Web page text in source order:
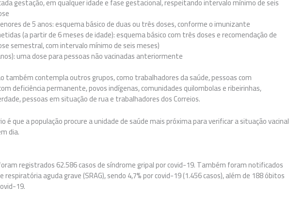
de 5 anos: esquema básico de duas ou três doses, conforme o imunizante
(a partir de 6 meses de idade): esquema básico com três doses e recomendação de
semestral, com intervalo mínimo de seis meses)
uma dose para pessoas não vacinadas anteriormente
também contempla outros grupos, como trabalhadores da saúde, pessoas com
deficiência permanente, povos indígenas, comunidades quilombolas e ribeirinhas,
pessoas em situação de rua e trabalhadores dos Correios.
é que a população procure a unidade de saúde mais próxima para verificar a situação vacinal
dia.
registrados 62.586 casos de síndrome gripal por covid-19. Também foram notificados
respiratória aguda grave (SRAG), sendo 4,7% por covid-19 (1.456 casos), além de 188 óbitos
19.